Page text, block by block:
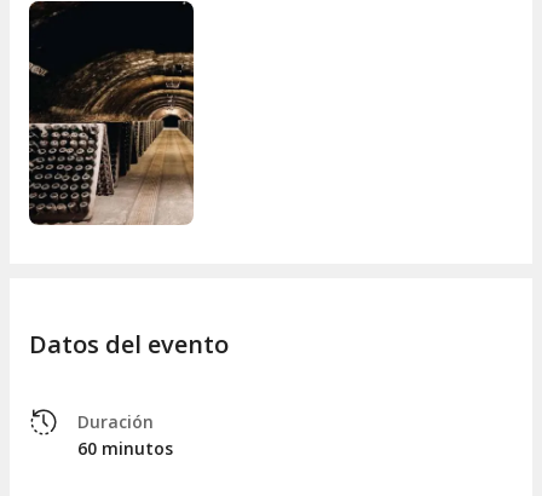
utilizando uvas autóctonas del Penedés: Macabeo, Xarel·lo y
completamente nueva en la región y vinculó la marca
Codorníu a la historia del cava.
Incluye:
Visita heritage Tour guiada a Codorníu.
Degustación de dos cavas premium.
Cálida bienvenida en la Sala Puig, también conocida
empresa que se remonta a 1551.
Recorrido Modernista: Explora la obra
Datos del evento
Duración
60 minutos